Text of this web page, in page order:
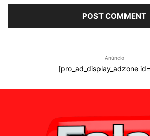
Anúncio
[pro_ad_display_adzone